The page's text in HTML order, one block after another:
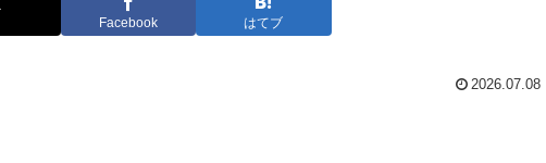
Facebook はてブ
2026.07.08